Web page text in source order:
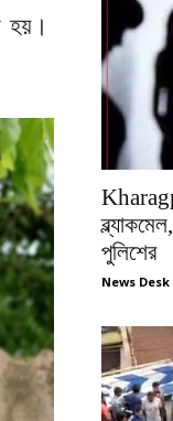
হয়।
পুলিশের
News Desk